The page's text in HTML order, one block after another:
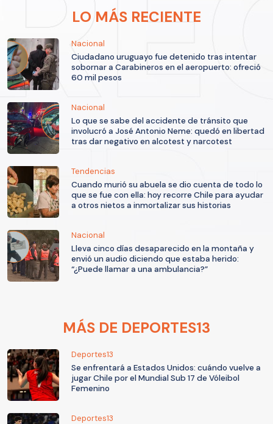
LO MÁS RECIENTE
Nacional
Ciudadano uruguayo fue detenido tras intentar
sobornar a Carabineros en el aeropuerto: ofreció
60 mil pesos
Nacional
Lo que se sabe del accidente de tránsito que
involucró a José Antonio Neme: quedó en libertad
tras dar negativo en alcotest y narcotest
Tendencias
Cuando murió su abuela se dio cuenta de todo lo
que se fue con ella: hoy recorre Chile para ayudar
a otros nietos a inmortalizar sus historias
Nacional
Lleva cinco días desaparecido en la montaña y
envió un audio diciendo que estaba herido:
“¿Puede llamar a una ambulancia?”
MÁS DE DEPORTES13
Deportes13
Se enfrentará a Estados Unidos: cuándo vuelve a
jugar Chile por el Mundial Sub 17 de Vóleibol
Femenino
Deportes13